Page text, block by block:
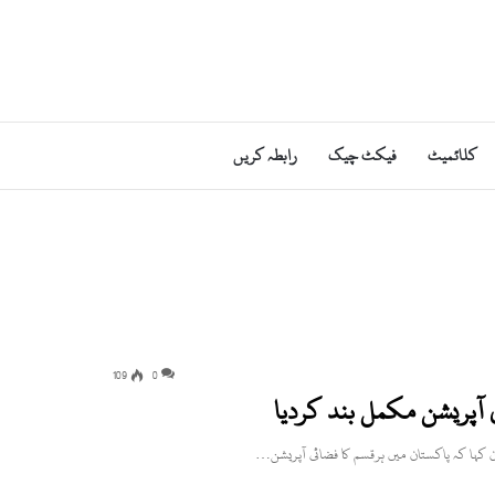
کلائمیٹ فیکٹ چیک رابطہ کریں
0
109
مکمل بند کردیا
کہ پاکستان میں ہرقسم کا فضائی آپریشن…